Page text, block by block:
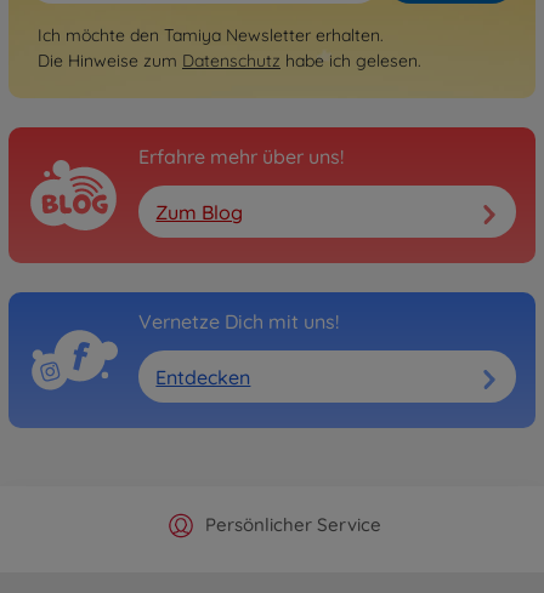
Ich möchte den Tamiya Newsletter erhalten.
Die Hinweise zum Datenschutz habe ich gelesen.
Erfahre mehr über uns!
Zum Blog
Vernetze Dich mit uns!
Entdecken
Offizieller Hersteller Shop
Persönlicher Service
Versandkostenfrei ab 25€
Schnelle Lieferung